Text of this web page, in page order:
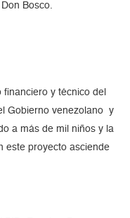
Bosco.
y técnico del
Gobierno venezolano y
a más de mil niños y la
este proyecto asciende